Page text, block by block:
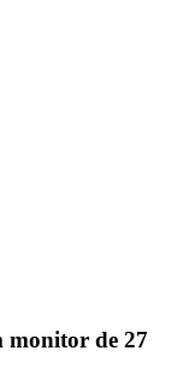
monitor de 27